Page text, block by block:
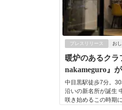
プレスリリース お
暖炉のあるク
nakameguro』
中目黒駅徒歩7分。
沿いの新名所が誕生
咲き始めるこの時期